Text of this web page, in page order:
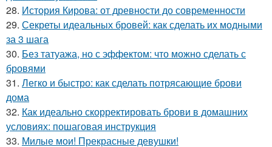
28. История Кирова: от древности до современности
29. Секреты идеальных бровей: как сделать их модными
за 3 шага
30. Без татуажа, но с эффектом: что можно сделать с
бровями
31. Легко и быстро: как сделать потрясающие брови
дома
32. Как идеально скорректировать брови в домашних
условиях: пошаговая инструкция
33. Милые мои! Прекрасные девушки!